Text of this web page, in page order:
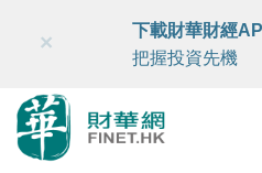
財華智庫網 FINTV
×
下載財華財經
把握投資先機